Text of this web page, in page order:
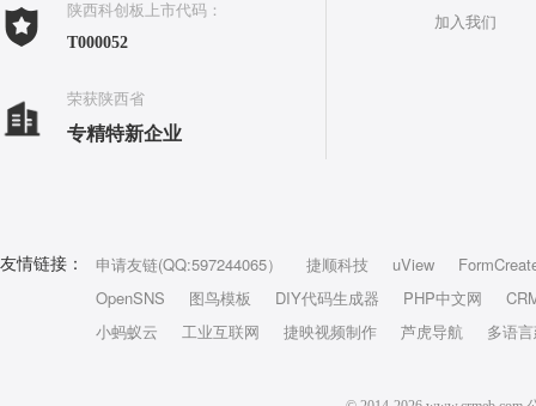
陕西科创板上市代码：
T000052
荣获陕西省
专精特新企业
加入我们
友情链接： 申请友链(QQ:597244065） 捷顺科技 uView
OpenSNS
图鸟模板 DIY代码生成器 PHP中文网
小蚂蚁云
工业互联网 捷映视频制作 芦虎导航 多语